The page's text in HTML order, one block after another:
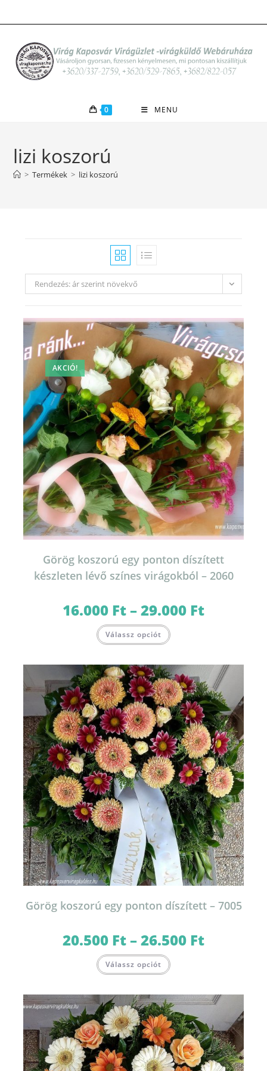
to
0 MENU
lizi koszorú
> Termékek > lizi koszorú
Rendezés: ár szerint növekvő
AKCIÓ!
Görög koszorú egy ponton díszített
készleten lévő színes virágokból – 2060
16.000 Ft–29.000 Ft16.000 Ft
Válassz opciót a
van.
A
változatok
a
termékoldalon
választhatók
ki
Görög koszorú egy ponton díszített – 7005
20.500 Ft–26.500 Ft20.500 Ft
Válassz opciót a
van.
A
változatok
a
termékoldalon
választhatók
ki